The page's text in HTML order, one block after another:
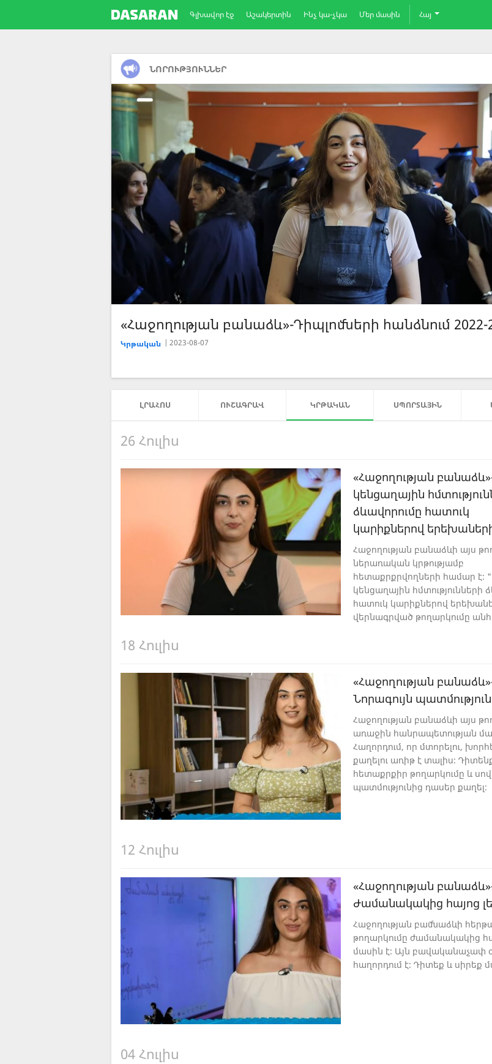
Գլխավոր էջ Աշակերտին Ինչ կա-չկա Մեր մասին Հայ
ՆՈՐՈՒԹՅՈՒՆՆԵՐ
«Հաջողության բանաձև»-Սոցիալ-կենցաղային
Կրթական 2023-07-26
ԼՐԱՀՈՍ ՈՒՇԱԳՐԱՎ ԿՐԹԱԿԱՆ ՍՊՈՐՏԱՅԻՆ
26 Հուլիս
«Հաջողության
կենցաղային
ձևավորումը հատուկ
կարիքներով
Հաջողության բանաձևի այս
ներառական կրթությամբ
հետաքրքրվողների համար է։
կենցաղային հմտությունների
հատուկ կարիքներով
վերնագրված թողարկումը
18 Հուլիս
«Հաջողության
Նորագույն պատմություն
Հաջողության բանաձևի այս
առաջին հանրապետության
Հաղորդում, որ մտորելու,
քաղելու առիթ է տալիս։
հետաքրքիր թողարկումը և
պատմությունից դասեր քաղել։
12 Հուլիս
«Հաջողության
Ժամանակակից հայոց
Հաջողության բամնաձևի
թողարկումը ժամանակակից
մասին է։ Այն բավականաչափ
հաղորդում է։ Դիտեք և սիրեք
04 Հուլիս